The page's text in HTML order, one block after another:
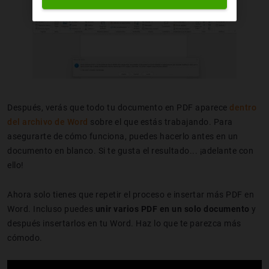
Después, verás que todo tu documento en PDF aparece dentro
del archivo de Word sobre el que estás trabajando. Para
asegurarte de cómo funciona, puedes hacerlo antes en un
documento en blanco. Si te gusta el resultado... ¡adelante con
ello!
Ahora solo tienes que repetir el proceso e insertar más PDF en
Word. Incluso puedes unir varios PDF en un solo documento y
después insertarlos en tu Word. Haz lo que te parezca más
cómodo.